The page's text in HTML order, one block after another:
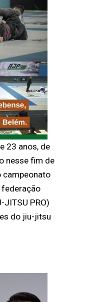
23 anos, de
nesse fim de
campeonato
JITSU PRO)
do jiu-jitsu